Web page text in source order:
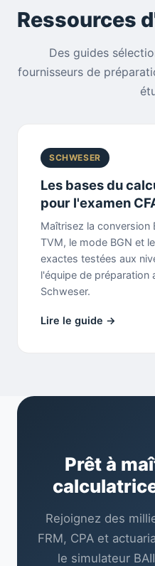
Ressources
Des guides
fournisseurs de
SCHWESER
Les bases du
pour l'examen
Maîtrisez la conversion
TVM, le mode BGN et
exactes testées aux
l'équipe de préparation
Schweser.
Lire le guide →
Prêt à
Rejoignez des
FRM, CPA et
le simulateur